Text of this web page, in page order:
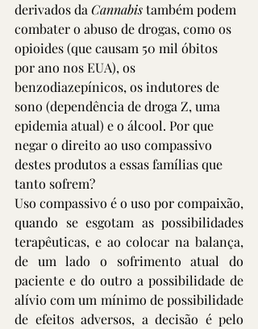
derivados da Cannabis também podem
combater o abuso de drogas, como os
opioides (que causam 50 mil óbitos
por ano nos EUA), os
benzodiazepínicos, os indutores de
sono (dependência de droga Z, uma
epidemia atual) e o álcool. Por que
negar o direito ao uso compassivo
destes produtos a essas famílias que
tanto sofrem?
Uso compassivo é o uso por compaixão,
quando se esgotam as possibilidades
terapêuticas, e ao colocar na balança,
de um lado o sofrimento atual do
paciente e do outro a possibilidade de
alívio com um mínimo de possibilidade
de efeitos adversos, a decisão é pelo